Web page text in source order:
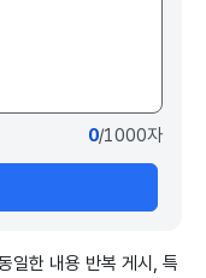
0/1000자
일한 내용 반복 게시, 특